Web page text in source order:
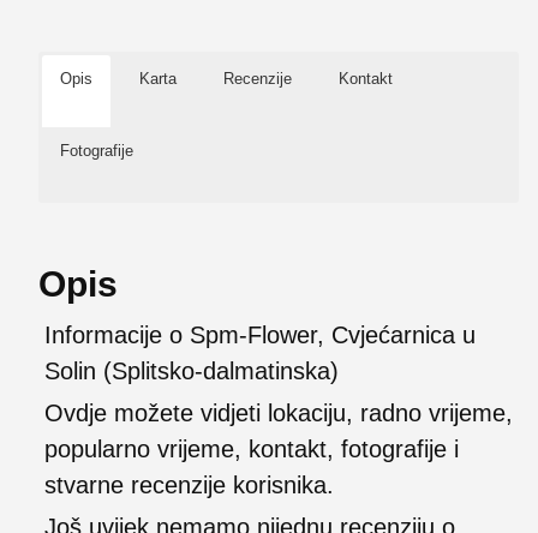
Opis Karta Recenzije Kontakt
Fotografije
Opis
Informacije o Spm-Flower, Cvjećarnica u
Solin (Splitsko-dalmatinska)
Ovdje možete vidjeti lokaciju, radno vrijeme,
popularno vrijeme, kontakt, fotografije i
stvarne recenzije korisnika.
Još uvijek nemamo nijednu recenziju o